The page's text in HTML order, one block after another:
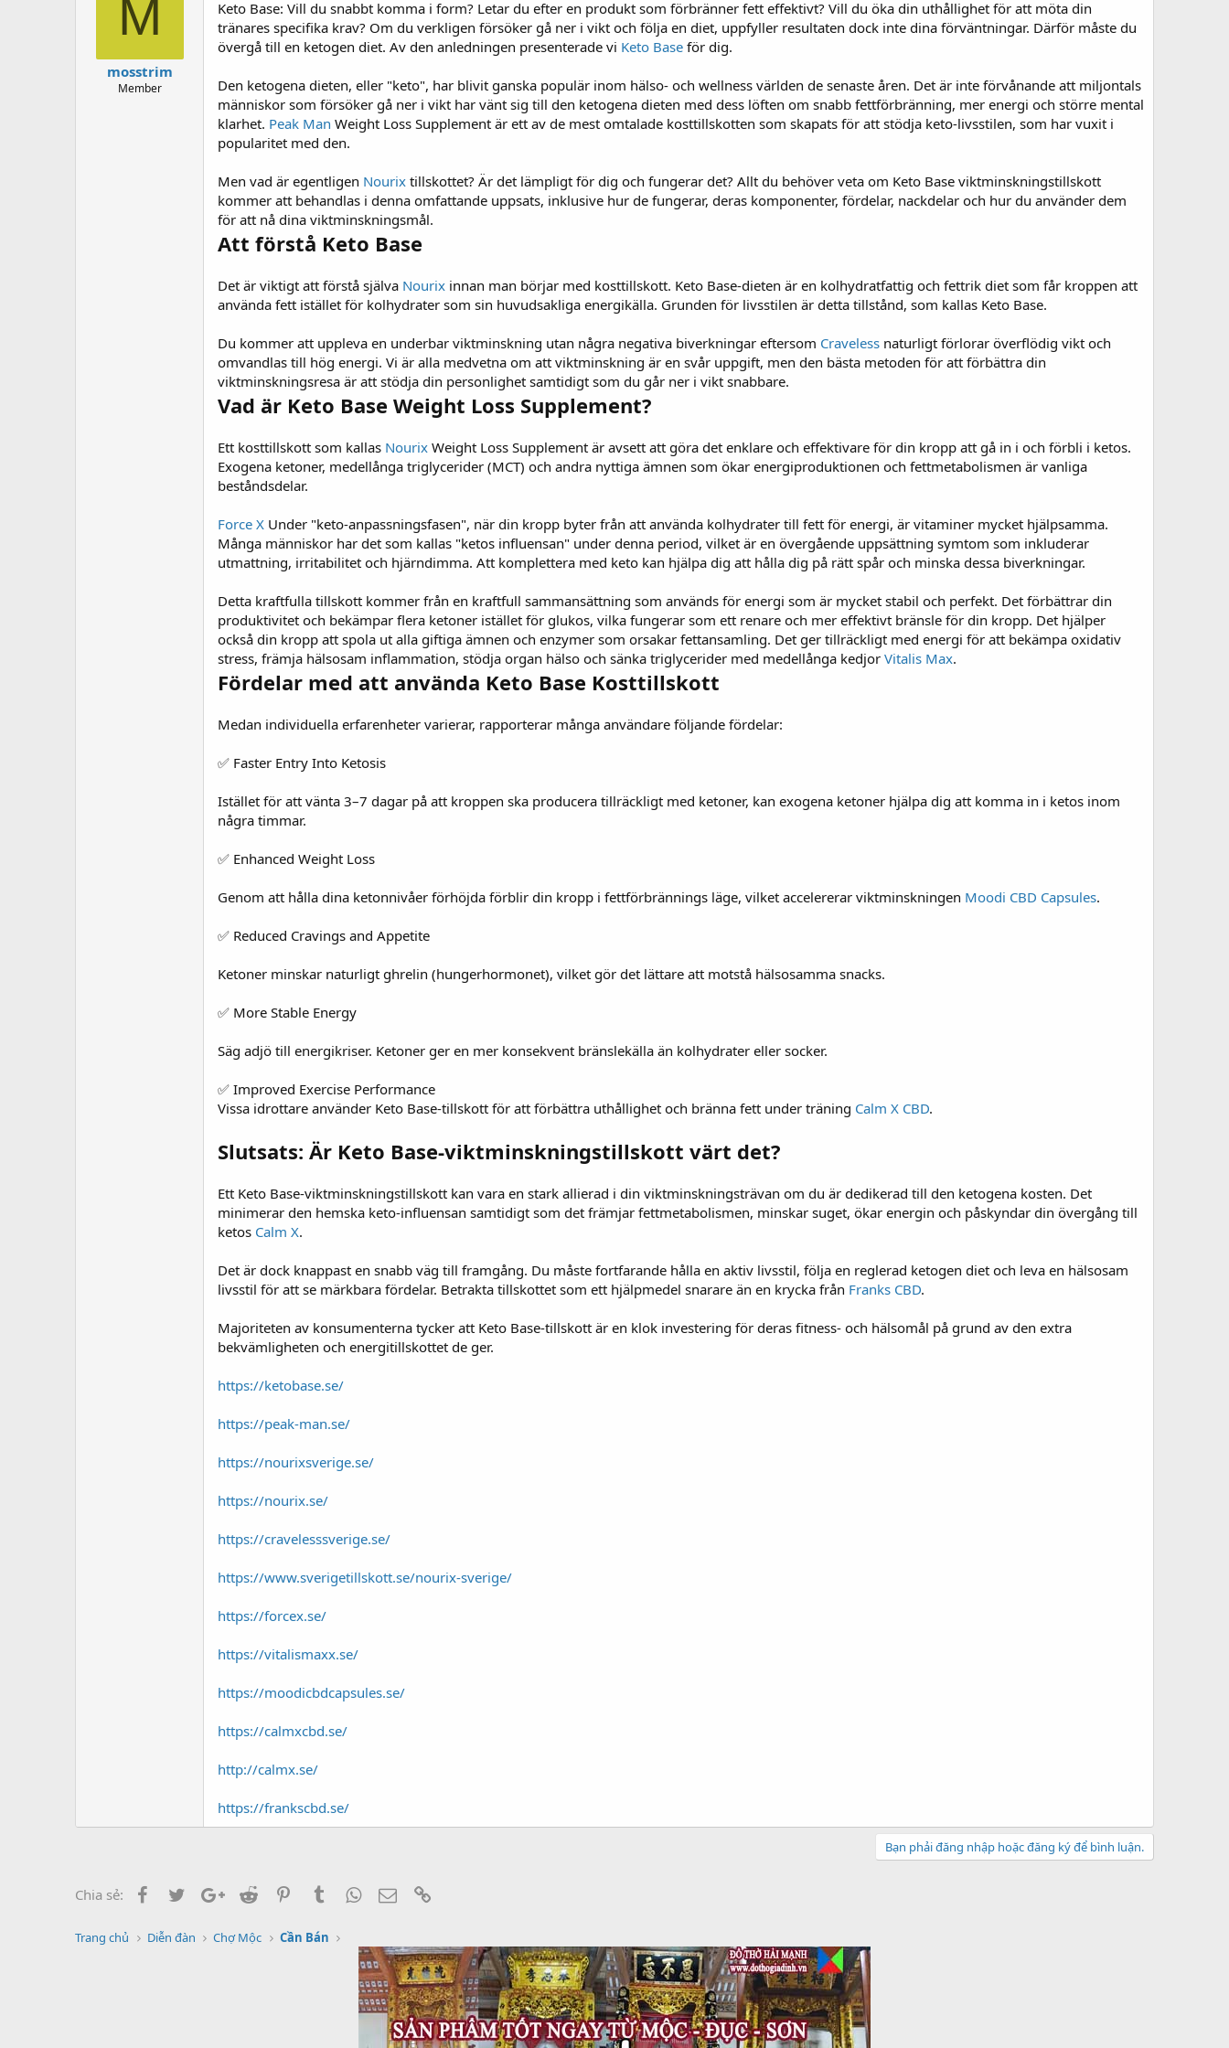
M
mosstrim
Member
Keto Base: Vill du snabbt komma i form? Letar du efter en produkt som förbränner fett effektivt? Vill du öka din uthållighet för att möta din
tränares specifika krav? Om du verkligen försöker gå ner i vikt och följa en diet, uppfyller resultaten dock inte dina förväntningar. Därför måste du
övergå till en ketogen diet. Av den anledningen presenterade vi Keto Base för dig.
Den ketogena dieten, eller "keto", har blivit ganska populär inom hälso- och wellness världen de senaste åren. Det är inte förvånande att miljontals
människor som försöker gå ner i vikt har vänt sig till den ketogena dieten med dess löften om snabb fettförbränning, mer energi och större mental
klarhet. Peak Man Weight Loss Supplement är ett av de mest omtalade kosttillskotten som skapats för att stödja keto-livsstilen, som har vuxit i
popularitet med den.
Men vad är egentligen Nourix tillskottet? Är det lämpligt för dig och fungerar det? Allt du behöver veta om Keto Base viktminskningstillskott
kommer att behandlas i denna omfattande uppsats, inklusive hur de fungerar, deras komponenter, fördelar, nackdelar och hur du använder dem
för att nå dina viktminskningsmål.
Att förstå Keto Base
Det är viktigt att förstå själva Nourix innan man börjar med kosttillskott. Keto Base-dieten är en kolhydratfattig och fettrik diet som får kroppen att
använda fett istället för kolhydrater som sin huvudsakliga energikälla. Grunden för livsstilen är detta tillstånd, som kallas Keto Base.
Du kommer att uppleva en underbar viktminskning utan några negativa biverkningar eftersom Craveless naturligt förlorar överflödig vikt och
omvandlas till hög energi. Vi är alla medvetna om att viktminskning är en svår uppgift, men den bästa metoden för att förbättra din
viktminskningsresa är att stödja din personlighet samtidigt som du går ner i vikt snabbare.
Vad är Keto Base Weight Loss Supplement?
Ett kosttillskott som kallas Nourix Weight Loss Supplement är avsett att göra det enklare och effektivare för din kropp att gå in i och förbli i ketos.
Exogena ketoner, medellånga triglycerider (MCT) och andra nyttiga ämnen som ökar energiproduktionen och fettmetabolismen är vanliga
beståndsdelar.
Force X Under "keto-anpassningsfasen", när din kropp byter från att använda kolhydrater till fett för energi, är vitaminer mycket hjälpsamma.
Många människor har det som kallas "ketos influensan" under denna period, vilket är en övergående uppsättning symtom som inkluderar
utmattning, irritabilitet och hjärndimma. Att komplettera med keto kan hjälpa dig att hålla dig på rätt spår och minska dessa biverkningar.
Detta kraftfulla tillskott kommer från en kraftfull sammansättning som används för energi som är mycket stabil och perfekt. Det förbättrar din
produktivitet och bekämpar flera ketoner istället för glukos, vilka fungerar som ett renare och mer effektivt bränsle för din kropp. Det hjälper
också din kropp att spola ut alla giftiga ämnen och enzymer som orsakar fettansamling. Det ger tillräckligt med energi för att bekämpa oxidativ
stress, främja hälsosam inflammation, stödja organ hälso och sänka triglycerider med medellånga kedjor Vitalis Max.
Fördelar med att använda Keto Base Kosttillskott
Medan individuella erfarenheter varierar, rapporterar många användare följande fördelar:
✅ Faster Entry Into Ketosis
Istället för att vänta 3–7 dagar på att kroppen ska producera tillräckligt med ketoner, kan exogena ketoner hjälpa dig att komma in i ketos inom
några timmar.
✅ Enhanced Weight Loss
Genom att hålla dina ketonnivåer förhöjda förblir din kropp i fettförbrännings läge, vilket accelererar viktminskningen Moodi CBD Capsules.
✅ Reduced Cravings and Appetite
Ketoner minskar naturligt ghrelin (hungerhormonet), vilket gör det lättare att motstå hälsosamma snacks.
✅ More Stable Energy
Säg adjö till energikriser. Ketoner ger en mer konsekvent bränslekälla än kolhydrater eller socker.
✅ Improved Exercise Performance
Vissa idrottare använder Keto Base-tillskott för att förbättra uthållighet och bränna fett under träning Calm X CBD.
Slutsats: Är Keto Base-viktminskningstillskott värt det?
Ett Keto Base-viktminskningstillskott kan vara en stark allierad i din viktminskningsträvan om du är dedikerad till den ketogena kosten. Det
minimerar den hemska keto-influensan samtidigt som det främjar fettmetabolismen, minskar suget, ökar energin och påskyndar din övergång till
ketos Calm X.
Det är dock knappast en snabb väg till framgång. Du måste fortfarande hålla en aktiv livsstil, följa en reglerad ketogen diet och leva en hälsosam
livsstil för att se märkbara fördelar. Betrakta tillskottet som ett hjälpmedel snarare än en krycka från Franks CBD.
Majoriteten av konsumenterna tycker att Keto Base-tillskott är en klok investering för deras fitness- och hälsomål på grund av den extra
bekvämligheten och energitillskottet de ger.
https://ketobase.se/
https://peak-man.se/
https://nourixsverige.se/
https://nourix.se/
https://cravelesssverige.se/
https://www.sverigetillskott.se/nourix-sverige/
https://forcex.se/
https://vitalismaxx.se/
https://moodicbdcapsules.se/
https://calmxcbd.se/
http://calmx.se/
https://frankscbd.se/
Bạn phải đăng nhập hoặc đăng ký để bình luận.
Chia sẻ: FacebookTwitterGoogle+
Reddit PinterestTumblrWhatsApp
Email
Trang chủ Diễn đàn Chợ Mộc Cần Bán